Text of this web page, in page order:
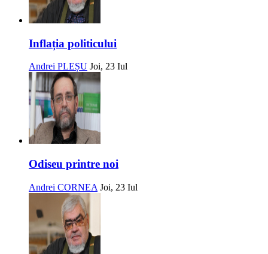
Inflația politicului
Andrei PLEȘU Joi, 23 Iul
Odiseu printre noi
Andrei CORNEA Joi, 23 Iul